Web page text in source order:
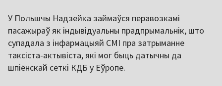
У Польшчы Надзейка займаўся перавозкамі
пасажыраў як індывідуальны прадпрымальнік, што
супадала з інфармацыяй СМІ пра затрыманне
таксіста-актывіста, які мог быць датычны да
шпіёнскай сеткі КДБ у Еўропе.